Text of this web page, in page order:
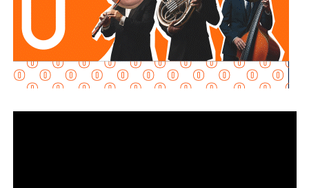
Zarazúa Martínezindicó que existe una calificación
mínima para acreditar la evaluación y que, en caso de no
obtener el resultado requerido, el
Tribunal de Disciplina
iniciará los procedimientos correspondientes conforme a
la normativa vigente. Los jueces también tendrán la
posibilidad depresentar nuevamente el examen.